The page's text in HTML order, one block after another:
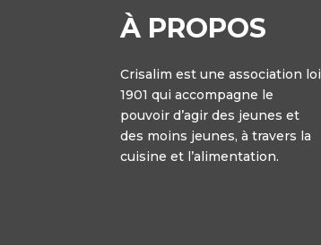
À PROPOS
Crisalim est une association loi
1901 qui accompagne le
pouvoir d’agir des jeunes et
des moins jeunes, à travers la
cuisine et l’alimentation.